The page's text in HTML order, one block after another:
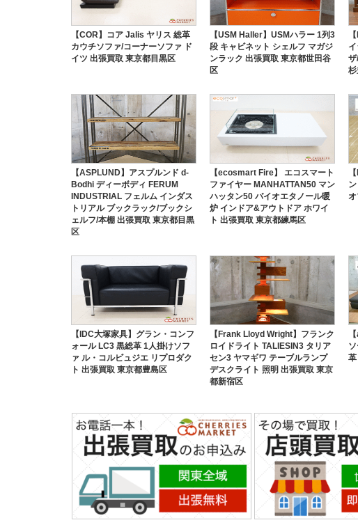
【COR】コア Jalis ヤリス 総革
カウチソファ/コーナーソファ ド
イツ 出張買取 東京都目黒区
【USM Haller】USMハラー 1列3
段 キャビネット シェルフ マガジ
ンラック 出張買取 東京都世田谷
区
【ASPLUND】アスプルンド d-
Bodhi ディーボディ FERUM
INDUSTRIAL フェルム インダス
トリアル ブックラック/ブックシ
ェルフ/本棚 出張買取 東京都目黒
区
【ecosmart Fire】 エコスマート
ファイヤー MANHATTAN50 マン
ハッタン50 バイオエタノール暖
炉 インドア&アウトドア ホワイ
ト 出張買取 東京都練馬区
【IDC大塚家具】グラン・コンフ
ォール LC3 黒総革 1人掛けソフ
ァ ル・コルビュジエ リプロダク
ト 出張買取 東京都豊島区
【Frank Lloyd Wright】フランク
ロイドライト TALIESIN3 タリア
セン3 ヤマギワ テーブルランプ
デスクライト 照明 出張買取 東京
都新宿区
革